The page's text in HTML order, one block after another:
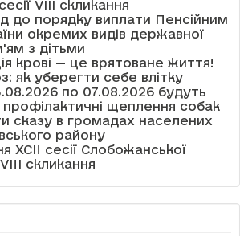
VІІІ скликання
до порядку виплати Пенсійним
окремих видів державної
з дітьми
крові — це врятоване життя!
як уберегти себе влітку
по 07.08.2026 будуть
щеплення собак
сказу в громадах населених
району
XCII сесії Слобожанської
скликання